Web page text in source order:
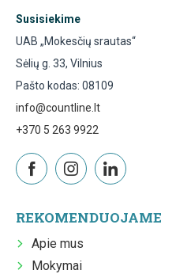
Susisiekime
UAB „Mokesčių srautas“
Sėlių g. 33, Vilnius
Pašto kodas: 08109
info@countline.lt
+370 5 263 9922
REKOMENDUOJAME
Apie mus
Mokymai